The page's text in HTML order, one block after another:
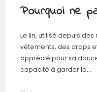
Pourquoi ne
Le lin, utilisé depuis
vêtements, des draps
apprécié pour sa
capacité à garder la…